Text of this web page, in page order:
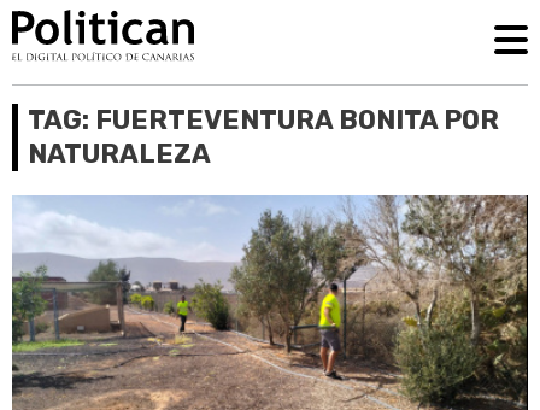
TAG: FUERTEVENTURA BONITA POR
NATURALEZA